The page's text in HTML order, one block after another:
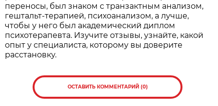
переносы, был знаком с транзактным анализом,
гештальт-терапией, психоанализом, а лучше,
чтобы у него был академический диплом
психотерапевта. Изучите отзывы, узнайте, какой
опыт у специалиста, которому вы доверите
расстановку.
ОСТАВИТЬ КОММЕНТАРИЙ (0)